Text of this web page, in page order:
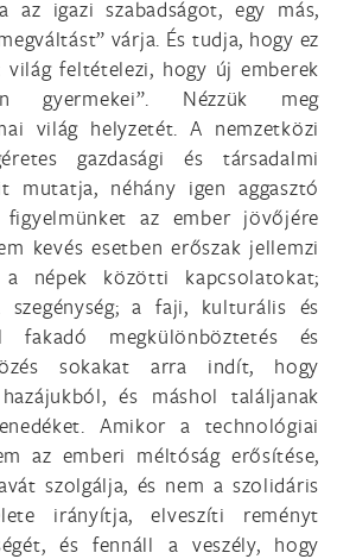
az igazi szabadságot, egy más,
várja. És tudja, hogy ez
feltételezi, hogy új emberek
gyermekei”. Nézzük meg
világ helyzetét. A nemzetközi
gazdasági és társadalmi
mutatja, néhány igen aggasztó
az ember jövőjére
kevés esetben erőszak jellemzi
népek közötti kapcsolatokat;
a faji, kulturális és
fakadó megkülönböztetés és
sokakat arra indít, hogy
és máshol találjanak
Amikor a technológiai
az emberi méltóság erősítése,
szolgálja, és nem a szolidáris
irányítja, elveszíti reményt
és fennáll a veszély, hogy